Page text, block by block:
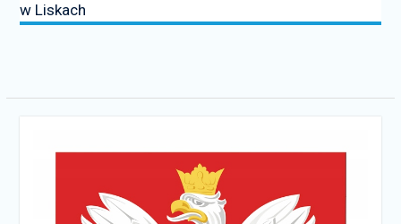
w Liskach